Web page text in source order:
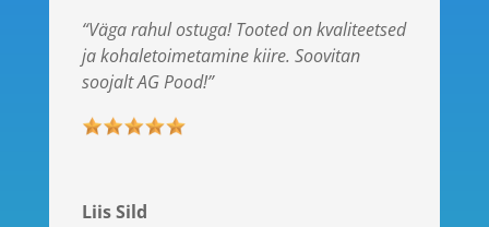
“Väga rahul ostuga! Tooted on kvaliteetsed
ja kohaletoimetamine kiire. Soovitan
soojalt AG Pood!”
Liis Sild